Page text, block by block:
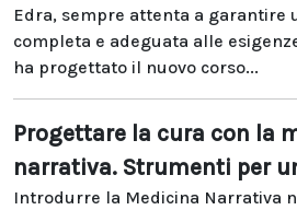
Edra, sempre attenta a garantire
completa e adeguata alle
ha progettato il nuovo corso...
Progettare la cura con la
narrativa. Strumenti per
Introdurre la Medicina Narrativa